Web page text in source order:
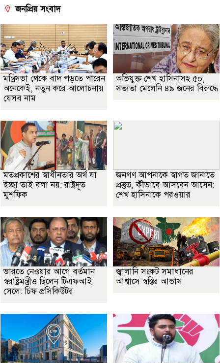
জনপ্রিয় সংবাদ
মন্ত্রিসভা থেকে বাদ পড়তে পারেন
অনেকেই, নতুন করে আলোচনায়
যেসব নাম
অভিযুক্ত শেখ হাসিনাসহ ৫০,
সত্যতা মেলেনি ৪৯ জনের বিরুদ্ধে
মতপ্রকাশের স্বাধীনতার অর্থ যা
ইচ্ছা তাই বলা নয়: রাষ্ট্রদূত
মুশফিক
জনগণ আপনাকে স্বাগত জানাতে
প্রস্তুত, কীভাবে আসবেন আসেন:
শেখ হাসিনাকে পরওয়ার
ভারতে নেওয়ার আগে বর্তমান
স্বরাষ্ট্রমন্ত্রীও ছিলেন টিএফআই
সেলে: চিফ প্রসিকিউটর
জ্বালানি সংকট সমাধানের
আশ্বাসে স্বস্তির আভাস